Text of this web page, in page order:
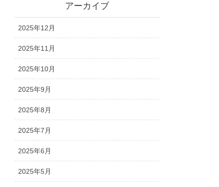
アーカイブ
2025年12月
2025年11月
2025年10月
2025年9月
2025年8月
2025年7月
2025年6月
2025年5月